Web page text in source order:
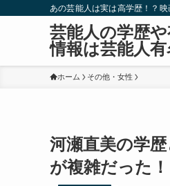
あの芸能人は実は高学歴！？
芸能人の学歴
情報は芸能人
ホーム その他・女性
河瀬直美の学
が複雑だった！